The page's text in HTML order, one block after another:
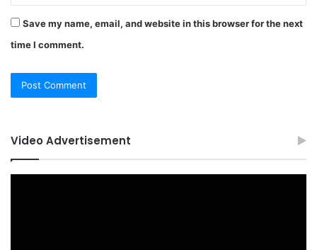
Save my name, email, and website in this browser for the next
time I comment.
Video Advertisement